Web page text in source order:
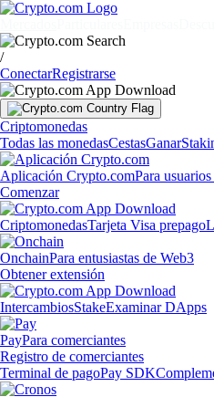
/
ConectarRegistrarse
Criptomonedas
Todas las monedasCestasGanar
Aplicación Crypto.comPara
Comenzar
CriptomonedasTarjeta Visa prepago
OnchainPara entusiastas de Web3
Obtener extensión
IntercambiosStakeExaminar DApps
PayPara comerciantes
Registro de comerciantes
Terminal de pagoPay SDK